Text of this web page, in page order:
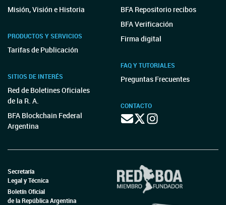
Misión, Visión e Historia
PRODUCTOS Y SERVICIOS
Tarifas de Publicación
SITIOS DE INTERÉS
Red de Boletines Oficiales
de la R. A.
BFA Blockchain Federal
Argentina
BFA Repositorio recibos
BFA Verificación
Firma digital
FAQ Y TUTORIALES
Preguntas Frecuentes
CONTACTO
Secretaría
Legal y Técnica
Boletín Oficial
de la República Argentina